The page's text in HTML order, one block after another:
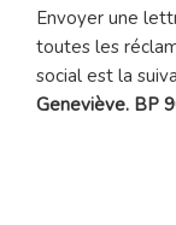
Envoyer une
toutes les
social est la
Geneviève. BP